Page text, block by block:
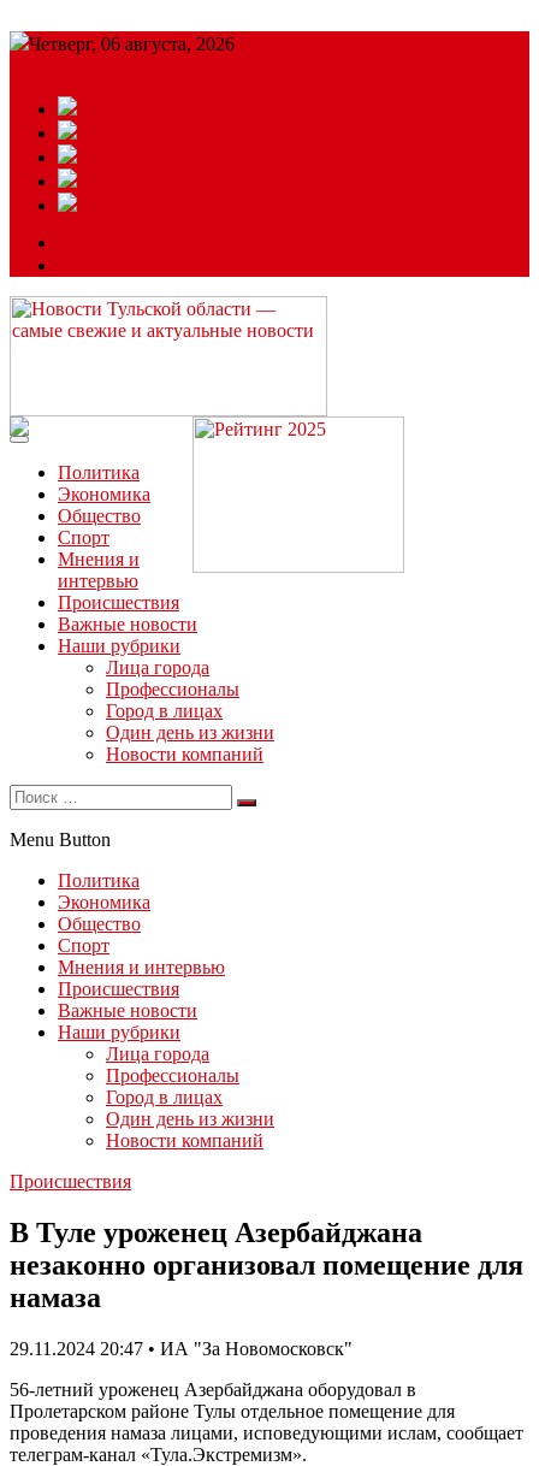
Четверг, 06 августа, 2026
Читайте последние новости дня в Тульской области на сайте
“ЗаНовомосковск”
Политика
Экономика
Общество
Спорт
Мнения и
интервью
Происшествия
Важные новости
Наши рубрики
Лица города
Профессионалы
Город в лицах
Один день из жизни
Новости компаний
Menu Button
Политика
Экономика
Общество
Спорт
Мнения и интервью
Происшествия
Важные новости
Наши рубрики
Лица города
Профессионалы
Город в лицах
Один день из жизни
Новости компаний
Происшествия
В Туле уроженец Азербайджана
незаконно организовал помещение для
намаза
29.11.2024 20:47 • ИА "За Новомосковск"
56-летний уроженец Азербайджана оборудовал в
Пролетарском районе Тулы отдельное помещение для
проведения намаза лицами, исповедующими ислам, сообщает
телеграм-канал «Тула.Экстремизм».